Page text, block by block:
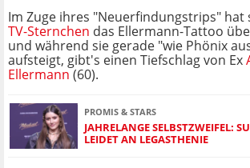
Im Zuge ihres "Neuerfindungstrips" hat
TV-Sternchen das Ellermann-Tattoo
und während sie gerade "wie Phönix
aufsteigt, gibt's einen Tiefschlag von Ex
Ellermann (60).
PROMIS & STARS
JAHRELANGE SELBSTZWEIFEL:
LEIDET AN LEGASTHENIE